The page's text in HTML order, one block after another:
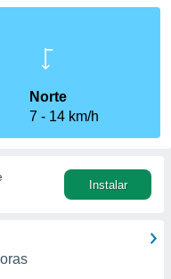
Norte
7
14 km/h
Instalar